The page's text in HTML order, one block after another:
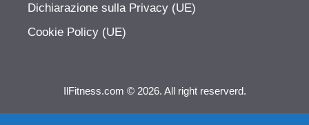
Dichiarazione sulla Privacy (UE)
Cookie Policy (UE)
IlFitness.com © 2026. All right reserverd.